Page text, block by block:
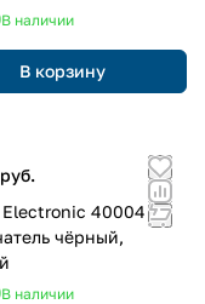
В наличии
В корзину
Electronic 40004
чёрный,
В наличии